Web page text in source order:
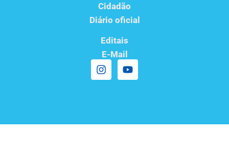
Cidadão
Diário oficial
Editais
E-Mail